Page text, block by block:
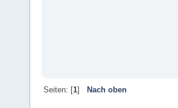
Seiten: [1] Nach oben